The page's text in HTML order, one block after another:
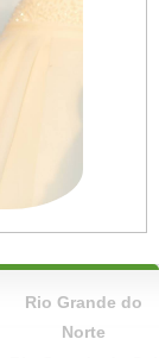
Rio Grande do
Norte